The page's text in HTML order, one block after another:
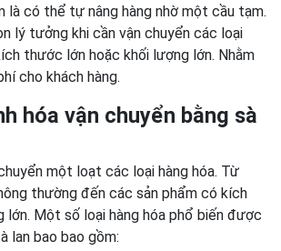
là có thể tự nâng hàng nhờ một cầu tạm.
lý tưởng khi cần vận chuyển các loại
thước lớn hoặc khối lượng lớn. Nhằm
cho khách hàng.
hóa vận chuyển bằng sà
một loạt các loại hàng hóa. Từ
thường đến các sản phẩm có kích
Một số loại hàng hóa phổ biến được
lan bao bao gồm: